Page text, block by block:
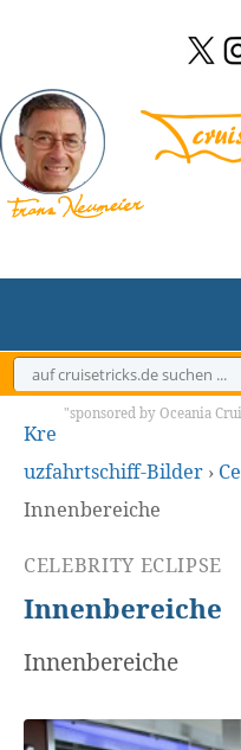
springen
"sponsored by Oceania
Kre
uzfahrtschiff-Bilder ›
Innenbereiche
CELEBRITY ECLIPSE
Innenbereiche
Innenbereiche